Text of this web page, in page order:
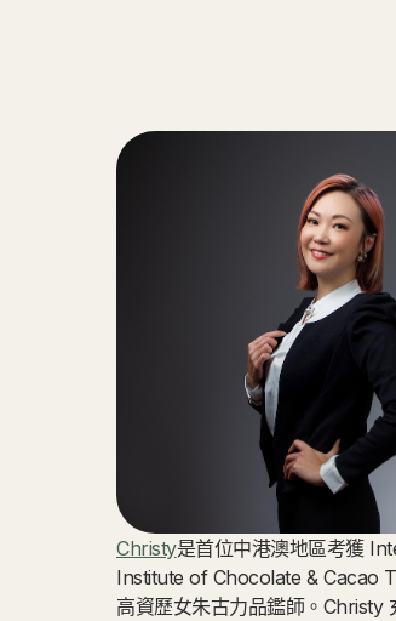
Christy是首位中港澳地區考獲
Institute of Chocolate & Cacao
高資歷女朱古力品鑑師。Christy